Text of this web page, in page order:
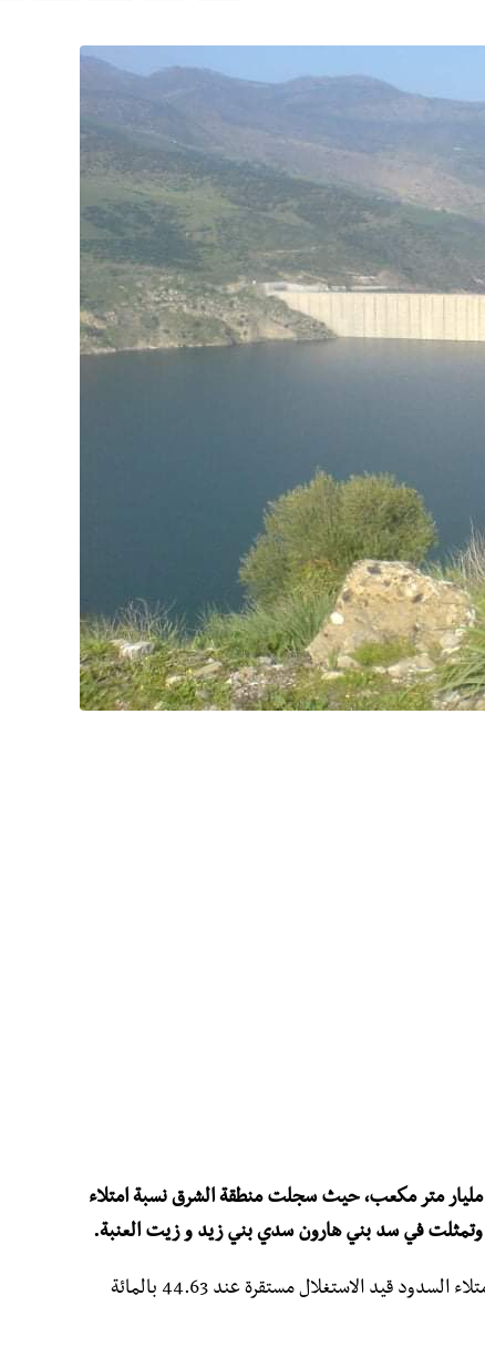
بلغ المنسوب الإجمالي على مستوى السدود 3.4 مليار متر مكعب، حيث سجلت منطقة الشرق نسبة امتلاء
وحسب ما أورده مصدر اعلامي مطلع فإن نسبة امتلاء السدود قيد الاستغلال مستقرة عند 44.63 بالمائة